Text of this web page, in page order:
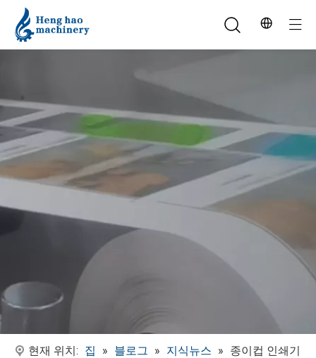
현재 위치: 집 » 블로그 » 지식뉴스 » 종이컵 인쇄기